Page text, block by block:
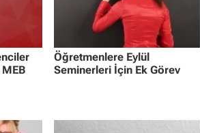
Öğretmenlere Eylül
Seminerleri İçin Ek Görev